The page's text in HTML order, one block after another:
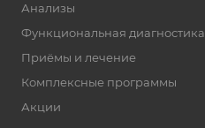
Анализы
Функциональная диагностика
Приёмы и лечение
Комплексные программы
Акции